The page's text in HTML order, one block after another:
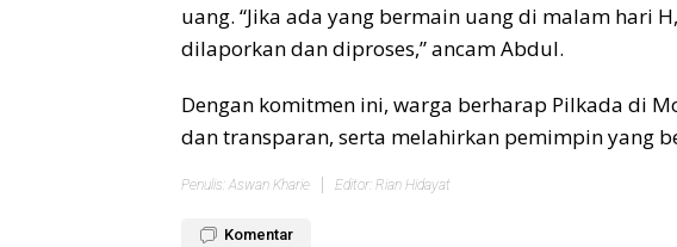
uang. “Jika ada yang bermain uang di malam hari
dilaporkan dan diproses,” ancam Abdul.
Dengan komitmen ini, warga berharap Pilkada di
dan transparan, serta melahirkan pemimpin yang
Penulis: Aswan Kharie Editor: Rian Hidayat
Komentar